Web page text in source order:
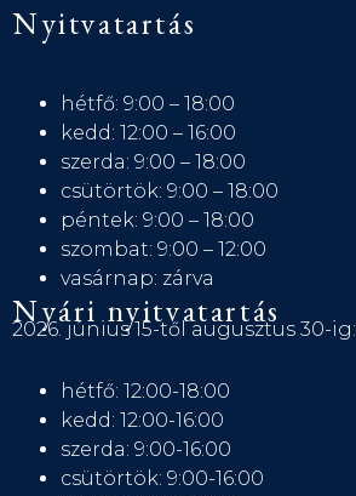
Nyitvatartás
hétfő: 9:00 – 18:00
kedd: 12:00 – 16:00
szerda: 9:00 – 18:00
csütörtök: 9:00 – 18:00
péntek: 9:00 – 18:00
szombat: 9:00 – 12:00
vasárnap: zárva
Nyári nyitvatartás
2026. június 15-től augusztus 30-ig:
hétfő: 12:00-18:00
kedd: 12:00-16:00
szerda: 9:00-16:00
csütörtök: 9:00-16:00